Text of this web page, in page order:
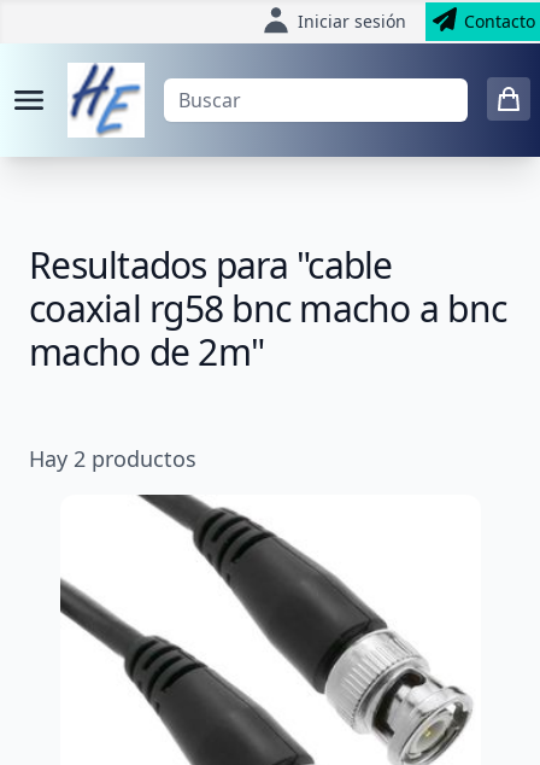
Iniciar sesión Contacto
Resultados para "cable
coaxial rg58 bnc macho a bnc
macho de 2m"
Hay 2 productos